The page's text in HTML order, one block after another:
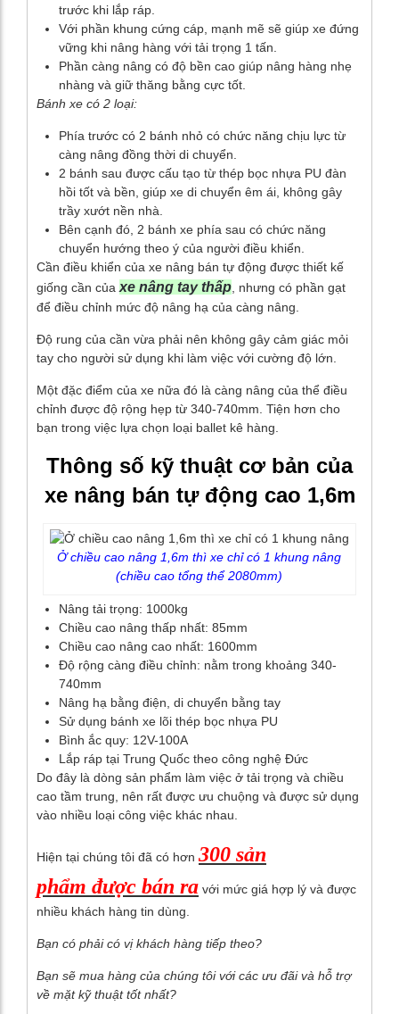
trước khi lắp ráp.
Với phần khung cứng cáp, mạnh mẽ sẽ giúp xe đứng
vững khi nâng hàng với tải trọng 1 tấn.
Phần càng nâng có độ bền cao giúp nâng hàng nhẹ
nhàng và giữ thăng bằng cực tốt.
Bánh xe có 2 loại:
Phía trước có 2 bánh nhỏ có chức năng chịu lực từ
càng nâng đồng thời di chuyển.
2 bánh sau được cấu tạo từ thép bọc nhựa PU đàn
hồi tốt và bền, giúp xe di chuyển êm ái, không gây
trầy xướt nền nhà.
Bên cạnh đó, 2 bánh xe phía sau có chức năng
chuyển hướng theo ý của người điều khiển.
Cần điều khiển của xe nâng bán tự động được thiết kế
giống cần của xe nâng tay thấp , nhưng có phần gạt
để điều chỉnh mức độ nâng hạ của càng nâng.
Độ rung của cần vừa phải nên không gây cảm giác mỏi
tay cho người sử dụng khi làm việc với cường độ lớn.
Một đặc điểm của xe nữa đó là càng nâng của thể điều
chỉnh được độ rộng hẹp từ 340-740mm. Tiện hơn cho
bạn trong việc lựa chọn loại ballet kê hàng.
Thông số kỹ thuật cơ bản của
xe nâng bán tự động cao 1,6m
Ở chiều cao nâng 1,6m thì xe chỉ có 1 khung nâng
(chiều cao tổng thể 2080mm)
Nâng tải trọng: 1000kg
Chiều cao nâng thấp nhất: 85mm
Chiều cao nâng cao nhất: 1600mm
Độ rộng càng điều chỉnh: nằm trong khoảng 340-
740mm
Nâng hạ bằng điện, di chuyển bằng tay
Sử dụng bánh xe lõi thép bọc nhựa PU
Bình ắc quy: 12V-100A
Lắp ráp tại Trung Quốc theo công nghệ Đức
Do đây là dòng sản phẩm làm việc ở tải trọng và chiều
cao tầm trung, nên rất được ưu chuộng và được sử dụng
vào nhiều loại công việc khác nhau.
Hiện tại chúng tôi đã có hơn 300 sản
phẩm được bán ra với mức giá hợp lý và được
nhiều khách hàng tin dùng.
Bạn có phải có vị khách hàng tiếp theo?
Bạn sẽ mua hàng của chúng tôi với các ưu đãi và hỗ trợ
về mặt kỹ thuật tốt nhất?